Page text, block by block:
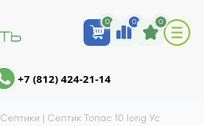
0 0 0
+7 (812) 424-21-14
Септики | Септик Топас 10 long Ус